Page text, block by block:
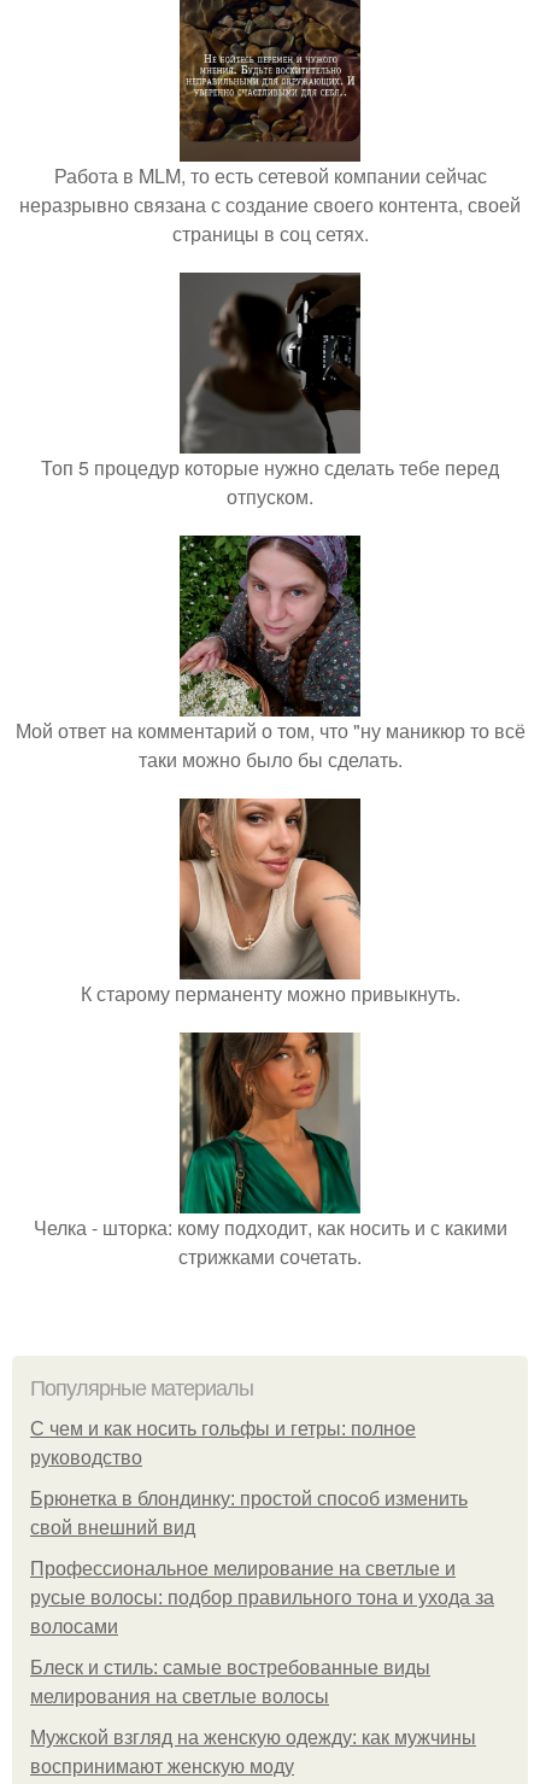
Работа в MLM, то есть сетевой компании сейчас
неразрывно связана с создание своего контента, своей
страницы в соц сетях.
Топ 5 процедур которые нужно сделать тебе перед
отпуском.
Мой ответ на комментарий о том, что "ну маникюр то всё
таки можно было бы сделать.
К старому перманенту можно привыкнуть.
Челка - шторка: кому подходит, как носить и с какими
стрижками сочетать.
Популярные материалы
С чем и как носить гольфы и гетры: полное
руководство
Брюнетка в блондинку: простой способ изменить
свой внешний вид
Профессиональное мелирование на светлые и
русые волосы: подбор правильного тона и ухода за
волосами
Блеск и стиль: самые востребованные виды
мелирования на светлые волосы
Мужской взгляд на женскую одежду: как мужчины
воспринимают женскую моду